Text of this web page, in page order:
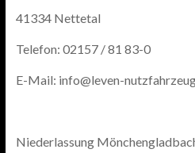
41334 Nettetal
Telefon: 02157 / 81 83-0
E-Mail: info@leven-
Niederlassung